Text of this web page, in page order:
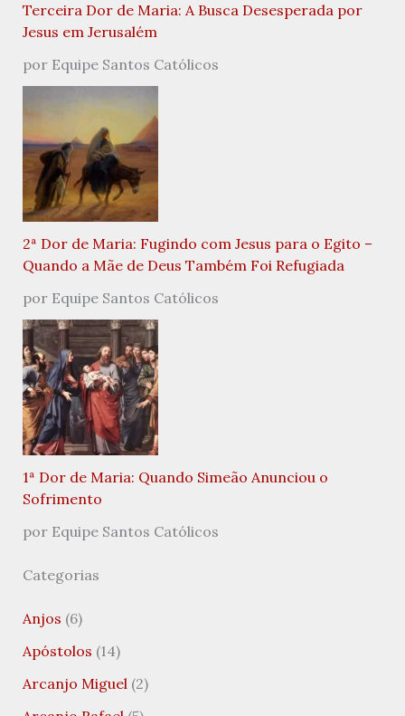
Terceira Dor de Maria: A Busca Desesperada por
Jesus em Jerusalém
por Equipe Santos Católicos
2ª Dor de Maria: Fugindo com Jesus para o Egito –
Quando a Mãe de Deus Também Foi Refugiada
por Equipe Santos Católicos
1ª Dor de Maria: Quando Simeão Anunciou o
Sofrimento
por Equipe Santos Católicos
Categorias
Anjos (6)
Apóstolos (14)
Arcanjo Miguel(2)